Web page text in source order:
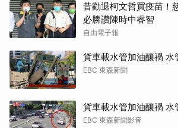
昔勸退柯文哲買疫苗！
必勝讚陳時中睿智
自由電子報
貨車載水管加油釀禍 水
EBC 東森新聞
貨車載水管加油釀禍 水
EBC 東森新聞影音